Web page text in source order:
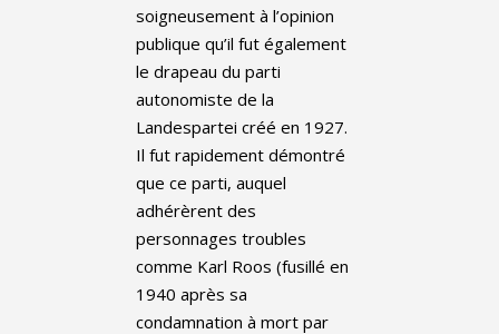
soigneusement à l’opinion
publique qu’il fut également
le drapeau du parti
autonomiste de la
Landespartei créé en 1927.
Il fut rapidement démontré
que ce parti, auquel
adhérèrent des
personnages troubles
comme Karl Roos (fusillé en
1940 après sa
condamnation à mort par